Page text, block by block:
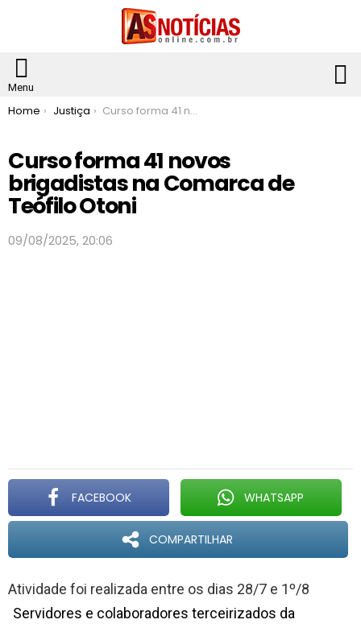
Menu
You are here:
Home Justiça Curso forma 41 novos brigadistas na Comarca de Teófilo Otoni
Curso forma 41 novos
brigadistas na Comarca de
Teófilo Otoni
09/08/2025, 20:06
FACEBOOK WHATSAPP
COMPARTILHAR
Atividade foi realizada entre os dias 28/7 e 1º/8
Servidores e colaboradores terceirizados da